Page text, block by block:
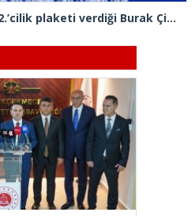
Cumhurbaşkanı Erdoğan 2.’cilik plaketi verdiği Burak Çifci’den Ataşehir seçimlerini kazanma sözünü aldı